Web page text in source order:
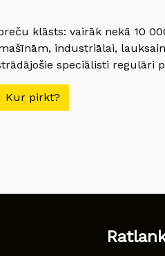
klāsts: vairāk nekā 10
industriālai,
speciālisti regulāri
Kur pirkt?